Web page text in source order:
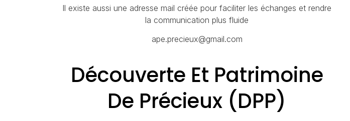
Il existe aussi une adresse mail créée pour faciliter les échanges et rendre
la communication plus fluide
ape.precieux@gmail.com
Découverte Et Patrimoine
De Précieux (DPP)